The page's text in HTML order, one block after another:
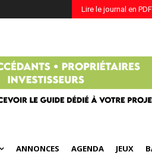
Lire le journal en PDF
ANNONCES AGENDA JEUX